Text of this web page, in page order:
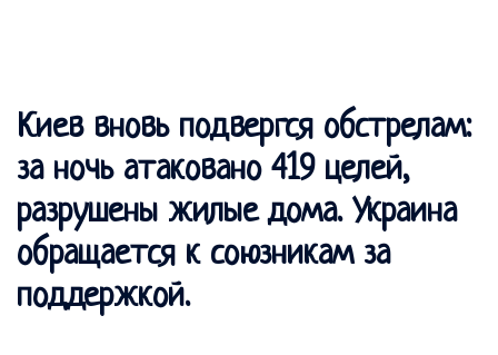
Киев вновь подвергся обстрелам:
за ночь атаковано 419 целей,
разрушены жилые дома. Украина
обращается к союзникам за
поддержкой.